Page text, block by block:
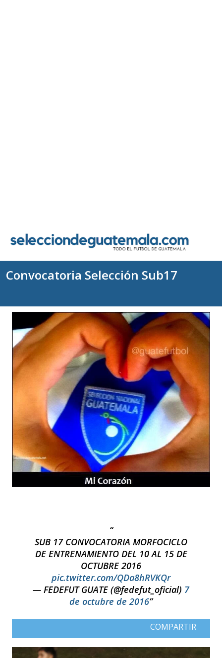
Convocatoria Selección Sub17
SUB 17 CONVOCATORIA MORFOCICLO
DE ENTRENAMIENTO DEL 10 AL 15 DE
OCTUBRE 2016
pic.twitter.com/QDa8hRVKQr
— FEDEFUT GUATE (@fedefut_oficial) 7
de octubre de 2016
COMPARTIR